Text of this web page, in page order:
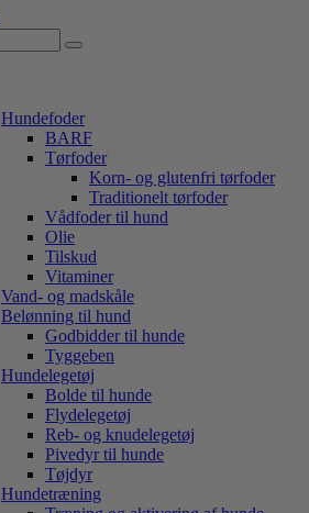
Hundefoder
BARF
Tørfoder
Korn- og glutenfri tørfoder
Traditionelt tørfoder
Vådfoder til hund
Olie
Tilskud
Vitaminer
Vand- og madskåle
Belønning til hund
Godbidder til hunde
Tyggeben
Hundelegetøj
Bolde til hunde
Flydelegetøj
Reb- og knudelegetøj
Pivedyr til hunde
Tøjdyr
Hundetræning